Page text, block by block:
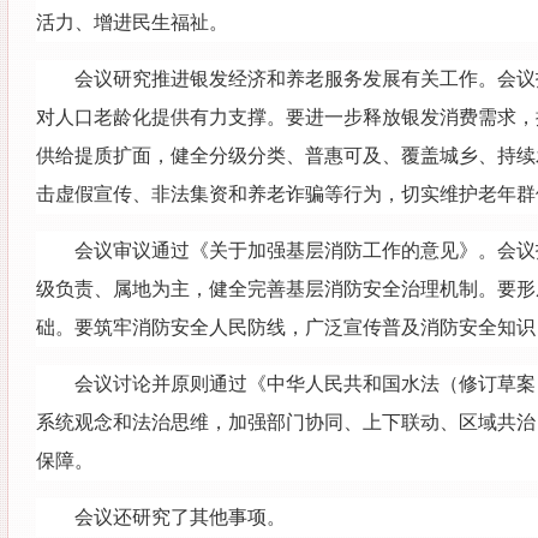
活力、增进民生福祉。
会议研究推进银发经济和养老服务发展有关工作。会
对人口老龄化提供有力支撑。要进一步释放银发消费需求
供给提质扩面，健全分级分类、普惠可及、覆盖城乡、持
击虚假宣传、非法集资和养老诈骗等行为，切实维护老年
会议审议通过《关于加强基层消防工作的意见》。会
级负责、属地为主，健全完善基层消防安全治理机制。要
础。要筑牢消防安全人民防线，广泛宣传普及消防安全知
会议讨论并原则通过《中华人民共和国水法（修订草
系统观念和法治思维，加强部门协同、上下联动、区域共
保障。
会议还研究了其他事项。